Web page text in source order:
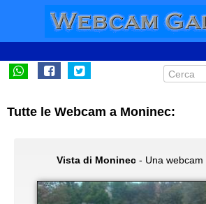
Tutte le Webcam a Moninec:
Vista di Moninec- Una webcam